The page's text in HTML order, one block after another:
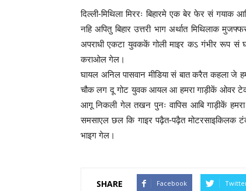
दिल्ली-मिथिला मिररः बिहारमे एक बेर फेर सं गयाक
नहि अपितु बिहार उत्तरी भाग अर्थात मिथिलाक
अपराधी एकटा युवककें गोली माइर कऽ गंभीर रूप
कराओल गेल।
घायल अनिल पासवान मीडिया सं बात करैत कहला जे
चौक लग दू गोट युवक आयल आ हमरा गाड़ीकें ओवर
आगू निकली गेल तखन पुनः वापिस आबि गाड़ीकें
समसाएल छल कि गाइर पढ़ैत-पढ़ैत मोटरसाइकिलक
भाइग गेल।
SHARE Facebook